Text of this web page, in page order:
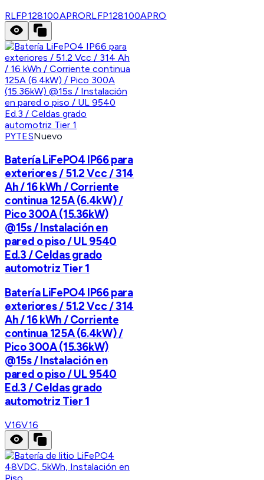
RLFP128100APRORLFP128100APRO
PYTESNuevo
Batería LiFePO4 IP66 para
exteriores / 51.2 Vcc / 314
Ah / 16 kWh / Corriente
continua 125A (6.4kW) /
Pico 300A (15.36kW)
@15s / Instalación en
pared o piso / UL 9540
Ed.3 / Celdas grado
automotriz Tier 1
Batería LiFePO4 IP66 para
exteriores / 51.2 Vcc / 314
Ah / 16 kWh / Corriente
continua 125A (6.4kW) /
Pico 300A (15.36kW)
@15s / Instalación en
pared o piso / UL 9540
Ed.3 / Celdas grado
automotriz Tier 1
V16V16